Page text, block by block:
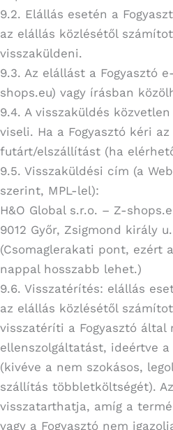
9.2. Elállás esetén a
az elállás közlésétől
visszaküldeni.
9.3. Az elállást a Fogyasztó
shops.eu) vagy írásban
9.4. A visszaküldés
viseli. Ha a Fogyasztó kéri
futárt/elszállítást (ha
9.5. Visszaküldési cím (a
szerint, MPL-lel):
H&O Global s.r.o. – Z-
9012 Győr, Zsigmond király
(Csomaglerakati pont, ezért
nappal hosszabb lehet.)
9.6. Visszatérítés: elállás
az elállás közlésétől
visszatéríti a Fogyasztó által
ellenszolgáltatást, ideértve
(kivéve a nem szokásos,
szállítás többletköltségét).
visszatarthatja, amíg a
vagy a Fogyasztó nem